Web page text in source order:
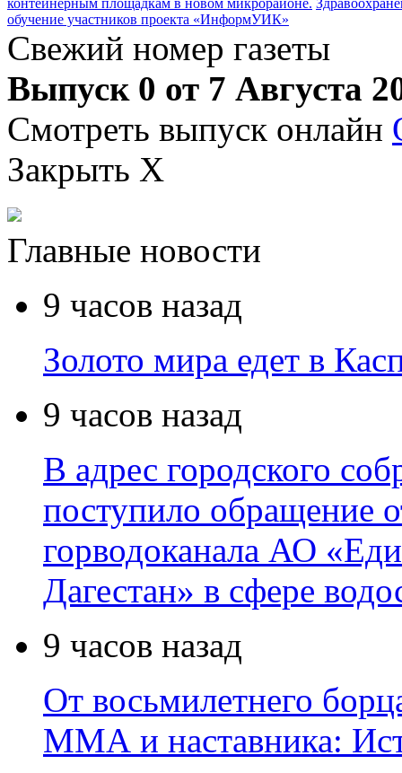
контейнерным площадкам в новом микрорайоне.
обучение участников проекта «ИнформУИК»
Свежий номер газеты
Выпуск 0 от 7 Августа
Смотреть выпуск онлайн
Закрыть X
Главные новости
9 часов назад
Золото мира едет в
9 часов назад
В адрес городского
поступило обращение
горводоканала АО
Дагестан» в сфере
9 часов назад
От восьмилетнего
ММА и наставника: